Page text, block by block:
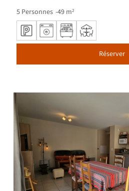
5 Personnes 49 m²
Réserver